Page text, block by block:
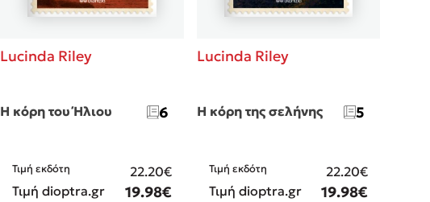
Lucinda Riley
Η κόρη του Ήλιου 6
Τιμή εκδότη
22.20€
Τιμή dioptra.gr
19.98€
Lucinda Riley
Η κόρη της σελήνης 5
Τιμή εκδότη
22.20€
Τιμή dioptra.gr
19.98€